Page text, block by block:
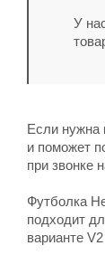
У
Если нужна
и поможет
при звонке
Футболка
подходит
варианте